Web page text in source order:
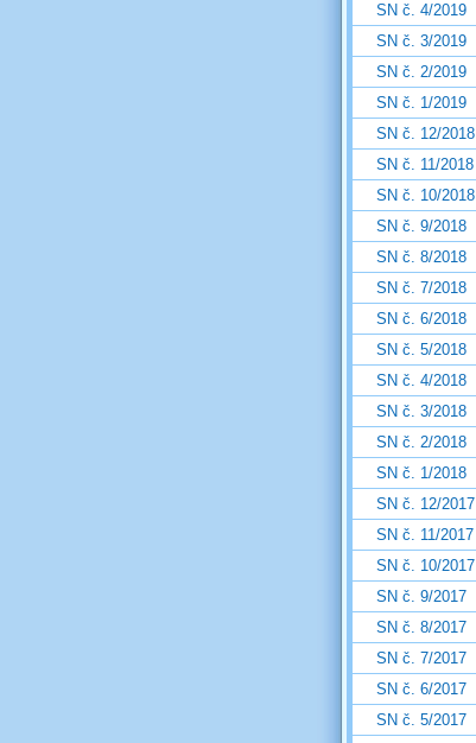
SN č. 4/2019
SN č. 3/2019
SN č. 2/2019
SN č. 1/2019
SN č. 12/2018
SN č. 11/2018
SN č. 10/2018
SN č. 9/2018
SN č. 8/2018
SN č. 7/2018
SN č. 6/2018
SN č. 5/2018
SN č. 4/2018
SN č. 3/2018
SN č. 2/2018
SN č. 1/2018
SN č. 12/2017
SN č. 11/2017
SN č. 10/2017
SN č. 9/2017
SN č. 8/2017
SN č. 7/2017
SN č. 6/2017
SN č. 5/2017